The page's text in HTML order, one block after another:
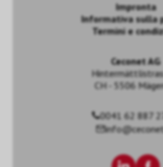
Impronta
Informativa sulla
Termini e
Ceconet AG
CH - 5506
0041 62 887